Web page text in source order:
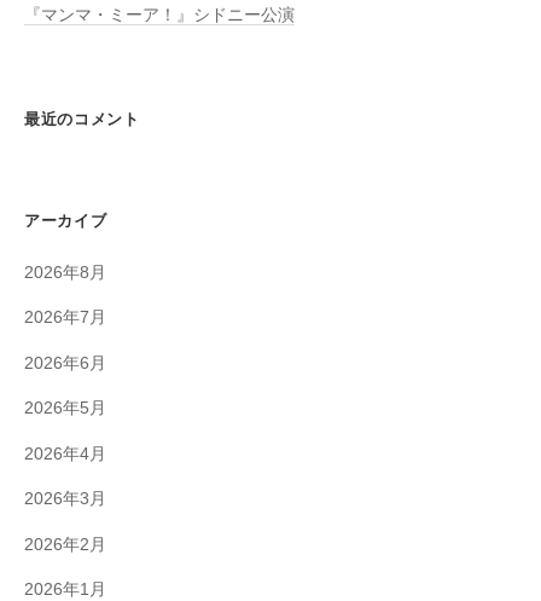
『マンマ・ミーア！』シドニー公演
最近のコメント
アーカイブ
2026年8月
2026年7月
2026年6月
2026年5月
2026年4月
2026年3月
2026年2月
2026年1月